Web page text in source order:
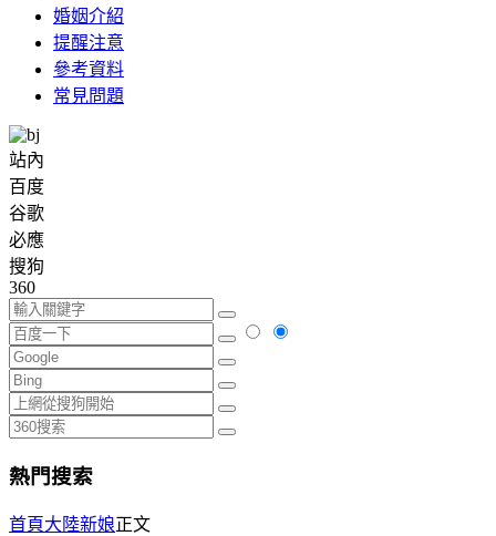
婚姻介紹
提醒注意
參考資料
常見問題
站內
百度
谷歌
必應
搜狗
360
熱門搜索
首頁大陸新娘正文